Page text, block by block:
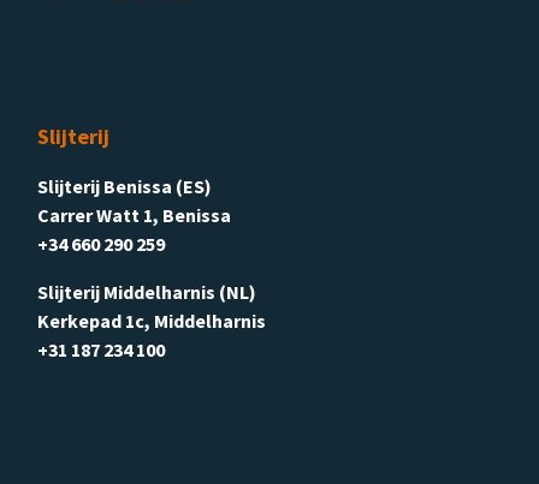
Slijterij
Slijterij Benissa (ES)
Carrer Watt 1, Benissa
+34 660 290 259
Slijterij Middelharnis (NL)
Kerkepad 1c, Middelharnis
+31 187 234 100